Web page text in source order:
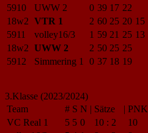
5910
UWW 2 0 39 17 22
18w2 VTR 1 2 60 25 20 15
5911
volley16/3 1 59 21 25 13
18w2 UWW 2 2 50 25 25
5912
Simmering 1 0 37 18 19
3.Klasse (2023/2024)
Team
# S N | Sätze | PNK
VC Real 1
5 5 0 10 : 2
10